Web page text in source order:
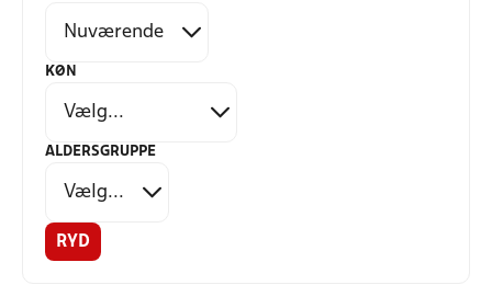
KØN
ALDERSGRUPPE
RYD